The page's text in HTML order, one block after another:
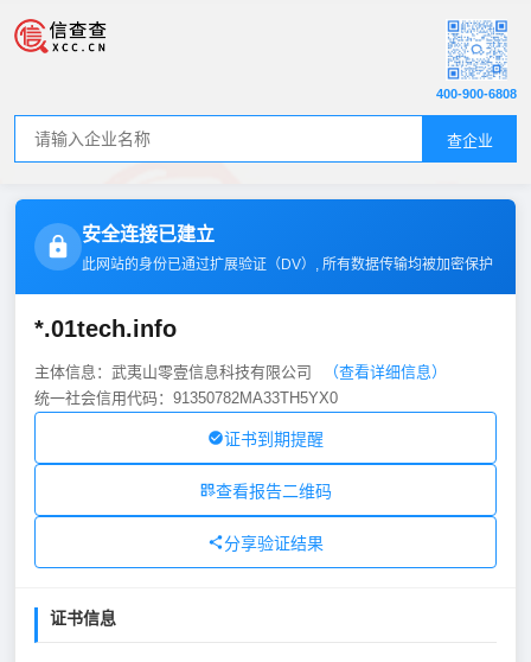
查企业
400-900-6808
安全连接已建立
此网站的身份已通过扩展验证（DV）, 所有数据传输均被加密保护
*.01tech.info
主体信息：武夷山零壹信息科技有限公司
（查看详细信息）
统一社会信用代码：91350782MA33TH5YX0
证书到期提醒
查看报告二维码
分享验证结果
证书信息